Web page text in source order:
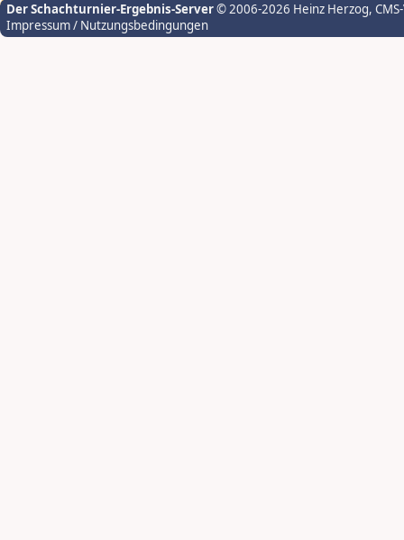
Der Schachturnier-Ergebnis-Server© 2006-2026 Heinz Herzog,
Impressum / Nutzungsbedingungen